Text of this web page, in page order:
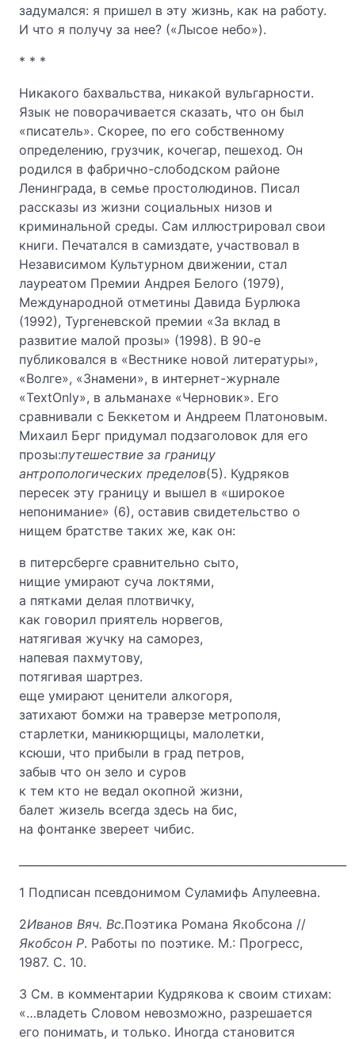
задумался: я пришел в эту жизнь, как на работу.
И что я получу за нее? («Лысое небо»).
* * *
Никакого бахвальства, никакой вульгарности.
Язык не поворачивается сказать, что он был
«писатель». Скорее, по его собственному
определению, грузчик, кочегар, пешеход. Он
родился в фабрично-слободском районе
Ленинграда, в семье простолюдинов. Писал
рассказы из жизни социальных низов и
криминальной среды. Сам иллюстрировал свои
книги. Печатался в самиздате, участвовал в
Независимом Культурном движении, стал
лауреатом Премии Андрея Белого (1979),
Международной отметины Давида Бурлюка
(1992), Тургеневской премии «За вклад в
развитие малой прозы» (1998). В 90-е
публиковался в «Вестнике новой литературы»,
«Волге», «Знамени», в интернет-журнале
«TextOnly», в альманахе «Черновик». Его
сравнивали с Беккетом и Андреем Платоновым.
Михаил Берг придумал подзаголовок для его
прозы:путешествие за границу
антропологических пределов(5). Кудряков
пересек эту границу и вышел в «широкое
непонимание» (6), оставив свидетельство о
нищем братстве таких же, как он:
в питерсберге сравнительно сыто,
нищие умирают суча локтями,
а пятками делая плотвичку,
как говорил приятель норвегов,
натягивая жучку на саморез,
напевая пахмутову,
потягивая шартрез.
еще умирают ценители алкогоря,
затихают бомжи на траверзе метрополя,
старлетки, маникюрщицы, малолетки,
ксюши, что прибыли в град петров,
забыв что он зело и суров
к тем кто не ведал окопной жизни,
балет жизель всегда здесь на бис,
на фонтанке звереет чибис.
1 Подписан псевдонимом Суламифь Апулеевна.
2Иванов Вяч. Вс.Поэтика Романа Якобсона //
Якобсон Р. Работы по поэтике. М.: Прогресс,
1987. С. 10.
3 См. в комментарии Кудрякова к своим стихам:
«…владеть Словом невозможно, разрешается
его понимать, и только. Иногда становится